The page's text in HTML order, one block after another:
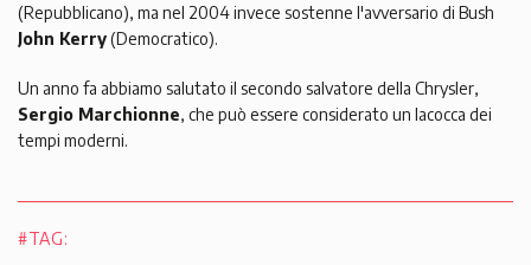
(Repubblicano), ma nel 2004 invece sostenne l'avversario di Bush
John Kerry(Democratico).
Un anno fa abbiamo salutato il secondo salvatore della Chrysler,
Sergio Marchionne, che può essere considerato un Iacocca dei
tempi moderni.
#TAG: